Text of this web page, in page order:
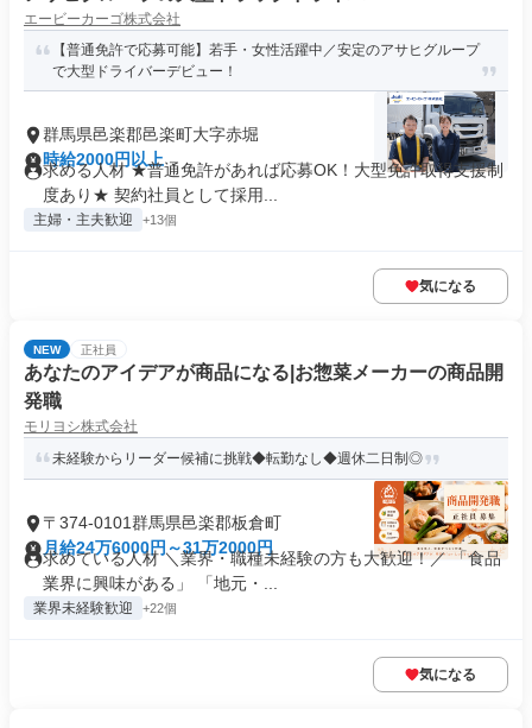
エービーカーゴ株式会社
【普通免許で応募可能】若手・女性活躍中／安定のアサヒグループ
で大型ドライバーデビュー！
群馬県邑楽郡邑楽町大字赤堀
時給2000円以上
求める人材 ★普通免許があれば応募OK！大型免許取得支援制
度あり★ 契約社員として採用...
主婦・主夫歓迎 +13個
気になる
NEW 正社員
あなたのアイデアが商品になる|お惣菜メーカーの商品開
発職
モリヨシ株式会社
未経験からリーダー候補に挑戦◆転勤なし◆週休二日制◎
〒374-0101群馬県邑楽郡板倉町
月給24万6000円～31万2000円
求めている人材 ＼業界・職種未経験の方も大歓迎！／ 「食品
業界に興味がある」 「地元・...
業界未経験歓迎 +22個
気になる